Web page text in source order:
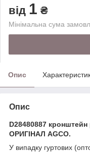
від 1 ₴
Мінімальна сума
Опис
Опис
D28480887 кронштейн
ОРИГІНАЛ AGCO.
У випадку гуртових